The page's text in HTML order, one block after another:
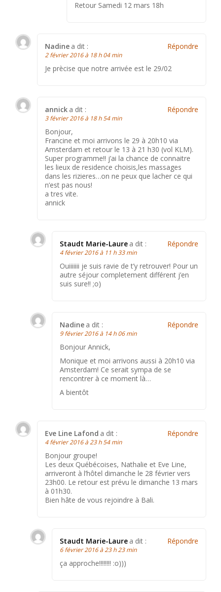
Retour Samedi 12 mars 18h
Nadine a dit :
2 février 2016 à 18 h 04 min
Je prècise que notre arrivée est le 29/02
Répondre
annick a dit :
3 février 2016 à 18 h 54 min
Bonjour,
Francine et moi arrivons le 29 à 20h10 via
Amsterdam et retour le 13 à 21 h30 (vol KLM).
Super programme!! j’ai la chance de connaitre
les lieux de residence choisis,les massages
dans les rizieres…on ne peux que lacher ce qui
n’est pas nous!
a tres vite.
annick
Répondre
Staudt Marie-Laure a dit :
4 février 2016 à 11 h 33 min
Ouiiiiiii je suis ravie de t’y retrouver! Pour un
autre séjour completement différent j’en
suis sure!! ;o)
Répondre
Nadine a dit :
9 février 2016 à 14 h 06 min
Bonjour Annick,
Monique et moi arrivons aussi à 20h10 via
Amsterdam! Ce serait sympa de se
rencontrer à ce moment là…
A bientôt
Répondre
Eve Line Lafond a dit :
4 février 2016 à 23 h 54 min
Bonjour groupe!
Les deux Québécoises, Nathalie et Eve Line,
arriveront à l’hôtel dimanche le 28 février vers
23h00. Le retour est prévu le dimanche 13 mars
à 01h30.
Bien hâte de vous rejoindre à Bali.
Répondre
Staudt Marie-Laure a dit :
6 février 2016 à 23 h 23 min
ça approche!!!!!!!! :o)))
Répondre